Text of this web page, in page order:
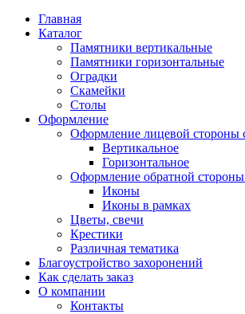
Главная
Каталог
Памятники вертикальные
Памятники горизонтальные
Оградки
Скамейки
Столы
Оформление
Оформление лицевой стороны
Вертикальное
Горизонтальное
Оформление обратной
Иконы
Иконы в рамках
Цветы, свечи
Крестики
Различная тематика
Благоустройство захоронений
Как сделать заказ
О компании
Контакты